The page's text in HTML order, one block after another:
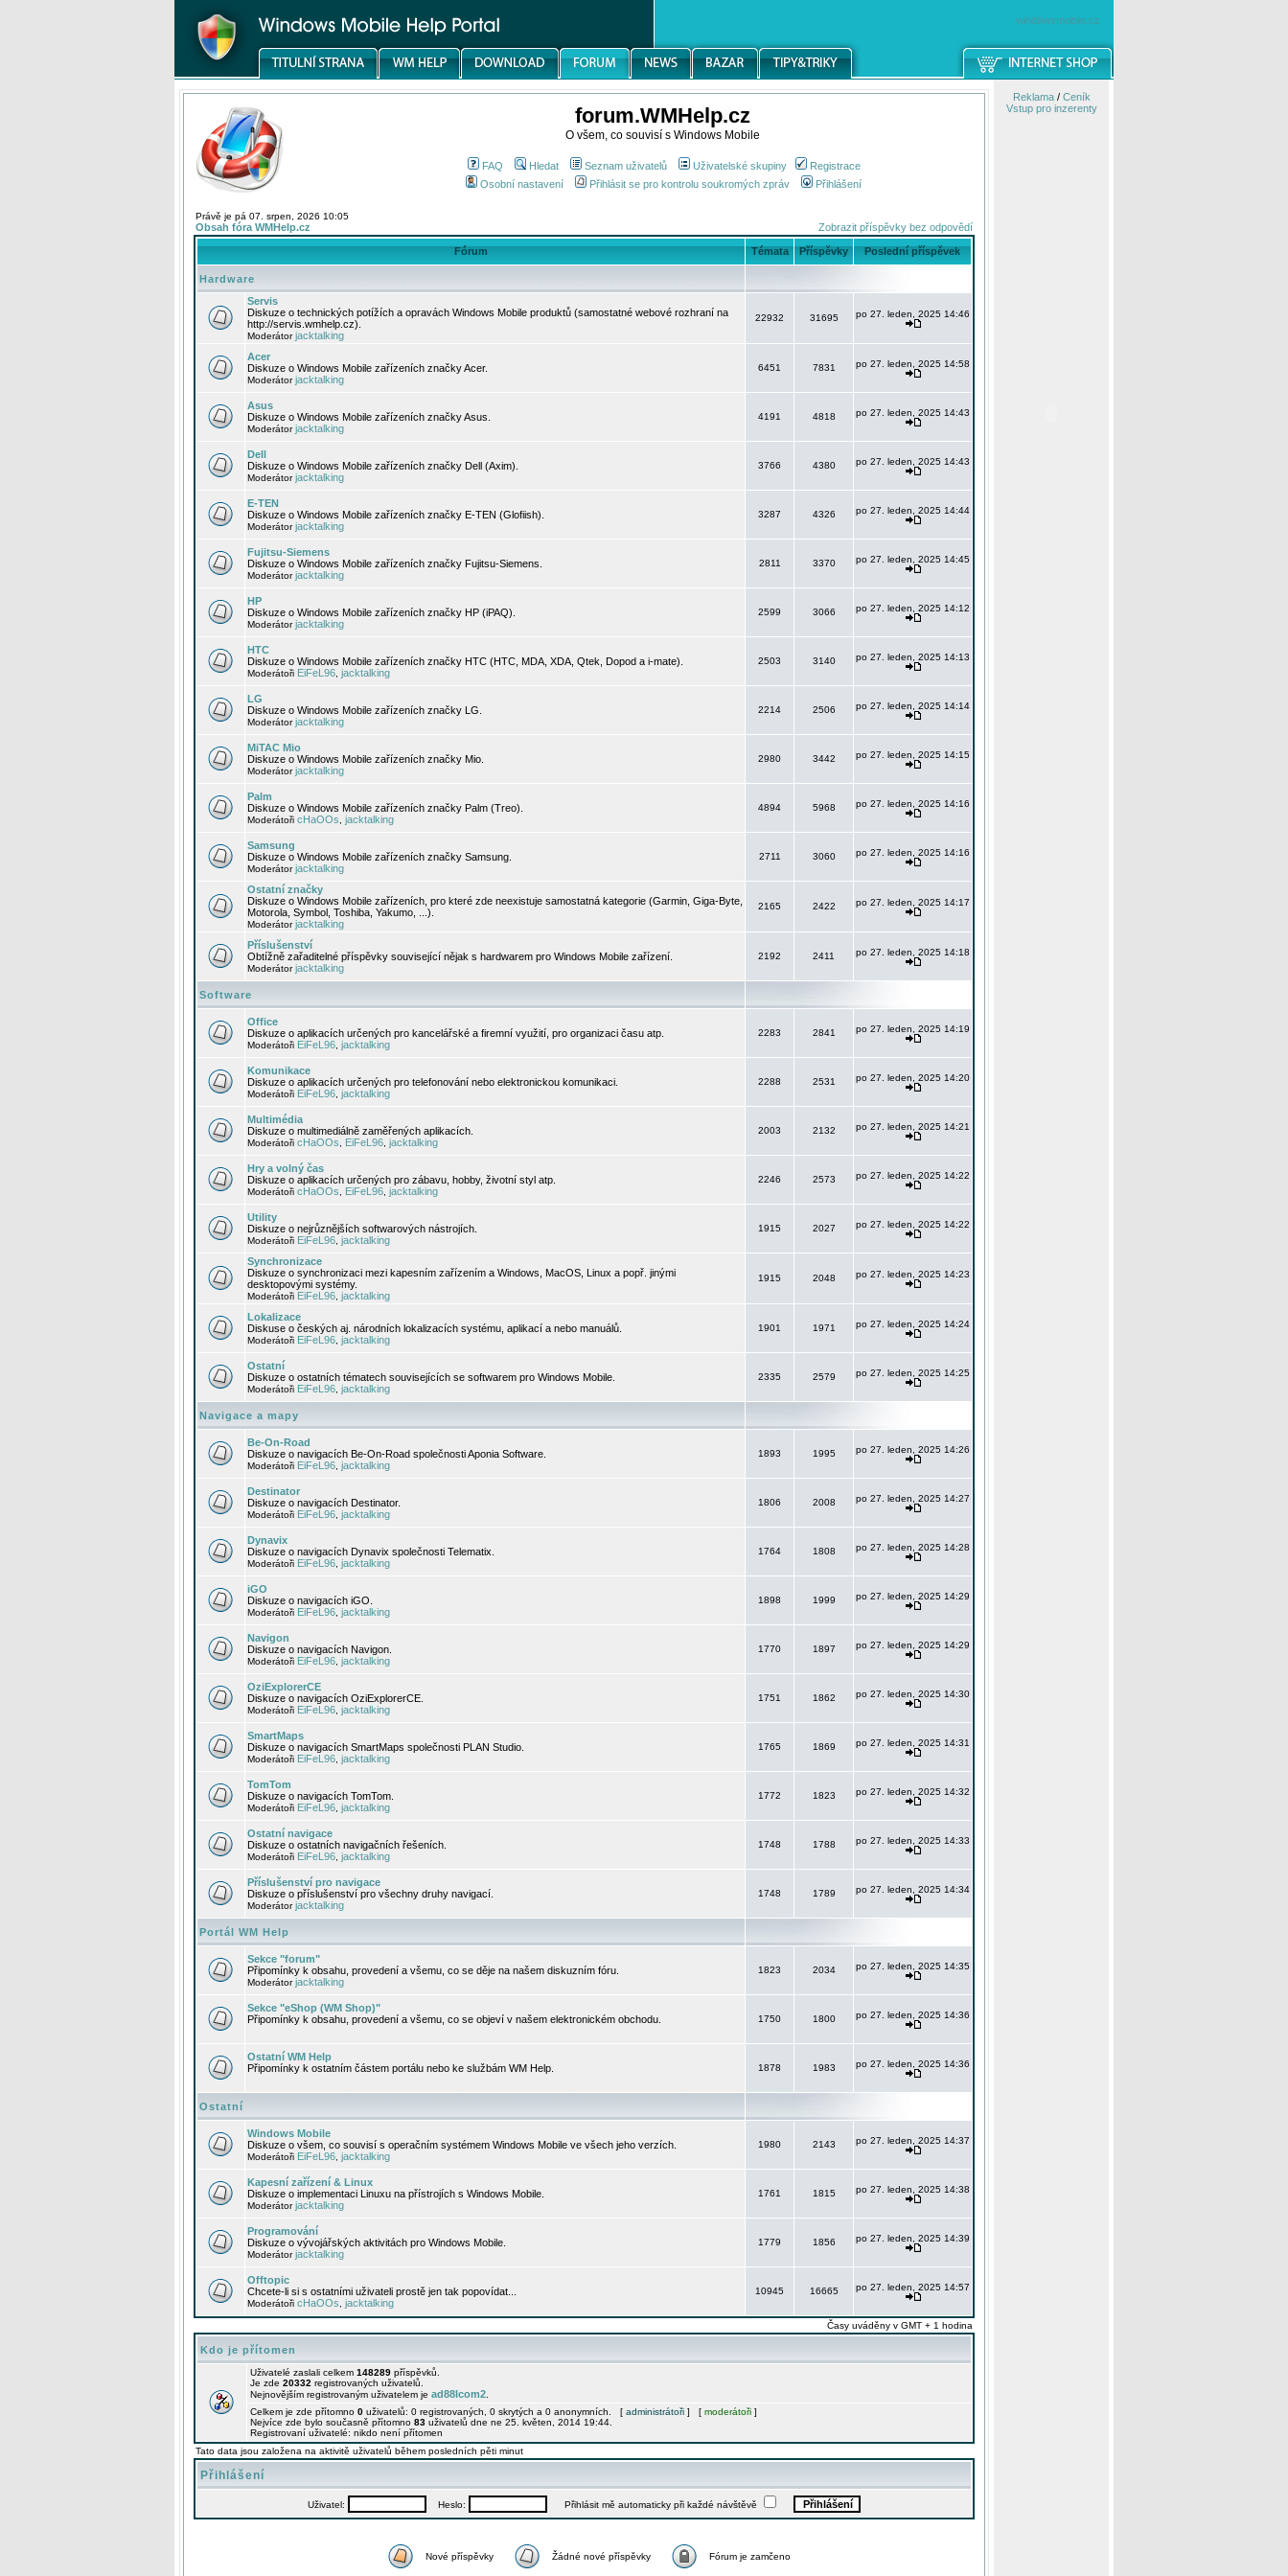
windowsmobile.cz
forum.WMHelp.cz
O všem, co souvisí s Windows Mobile
FAQ Hledat Seznam uživatelů Uživatelské skupiny
Registrace
Osobní nastavení
Přihlásit se pro kontrolu soukromých zpráv Přihlášení
Právě je pá 07. srpen, 2026 10:05
Obsah fóra WMHelp.cz Zobrazit příspěvky bez odpovědí
Fórum Témata Příspěvky Poslední příspěvek
Hardware
Servis
Diskuze o technických potížích a opravách Windows Mobile produktů (samostatné webové rozhraní na
http://servis.wmhelp.cz).
Moderátorjacktalking
22932 31695 po 27. leden, 2025 14:46
Acer
Diskuze o Windows Mobile zařízeních značky Acer.
Moderátorjacktalking
6451 7831 po 27. leden, 2025 14:58
Asus
Diskuze o Windows Mobile zařízeních značky Asus.
Moderátorjacktalking
4191 4818 po 27. leden, 2025 14:43
Dell
Diskuze o Windows Mobile zařízeních značky Dell (Axim).
Moderátorjacktalking
3766 4380 po 27. leden, 2025 14:43
E-TEN
Diskuze o Windows Mobile zařízeních značky E-TEN (Glofiish).
Moderátorjacktalking
3287 4326 po 27. leden, 2025 14:44
Fujitsu-Siemens
Diskuze o Windows Mobile zařízeních značky Fujitsu-Siemens.
Moderátorjacktalking
2811 3370 po 27. leden, 2025 14:45
HP
Diskuze o Windows Mobile zařízeních značky HP (iPAQ).
Moderátorjacktalking
2599 3066 po 27. leden, 2025 14:12
HTC
Diskuze o Windows Mobile zařízeních značky HTC (HTC, MDA, XDA, Qtek, Dopod a i-mate).
Moderátoři EiFeL96 jacktalking
2503 3140 po 27. leden, 2025 14:13
LG
Diskuze o Windows Mobile zařízeních značky LG.
Moderátorjacktalking
2214 2506 po 27. leden, 2025 14:14
MiTAC Mio
Diskuze o Windows Mobile zařízeních značky Mio.
Moderátorjacktalking
2980 3442 po 27. leden, 2025 14:15
Palm
Diskuze o Windows Mobile zařízeních značky Palm (Treo).
Moderátoři cHaOOs jacktalking
4894 5968 po 27. leden, 2025 14:16
Samsung
Diskuze o Windows Mobile zařízeních značky Samsung.
Moderátorjacktalking
2711 3060 po 27. leden, 2025 14:16
Ostatní značky
Diskuze o Windows Mobile zařízeních, pro které zde neexistuje samostatná kategorie (Garmin, Giga-Byte,
Motorola, Symbol, Toshiba, Yakumo, ...).
Moderátorjacktalking
2165 2422 po 27. leden, 2025 14:17
Příslušenství
Obtížně zařaditelné příspěvky související nějak s hardwarem pro Windows Mobile zařízení.
Moderátorjacktalking
2192 2411 po 27. leden, 2025 14:18
Software
Office
Diskuze o aplikacích určených pro kancelářské a firemní využití, pro organizaci času atp.
Moderátoři EiFeL96 jacktalking
2283 2841 po 27. leden, 2025 14:19
Komunikace
Diskuze o aplikacích určených pro telefonování nebo elektronickou komunikaci.
Moderátoři EiFeL96 jacktalking
2288 2531 po 27. leden, 2025 14:20
Multimédia
Diskuze o multimediálně zaměřených aplikacích.
Moderátoři cHaOOs EiFeL96 jacktalking
2003 2132 po 27. leden, 2025 14:21
Hry a volný čas
Diskuze o aplikacích určených pro zábavu, hobby, životní styl atp.
Moderátoři cHaOOs EiFeL96 jacktalking
2246 2573 po 27. leden, 2025 14:22
Utility
Diskuze o nejrůznějších softwarových nástrojích.
Moderátoři EiFeL96 jacktalking
1915 2027 po 27. leden, 2025 14:22
Synchronizace
Diskuze o synchronizaci mezi kapesním zařízením a Windows, MacOS, Linux a popř. jinými
desktopovými systémy.
Moderátoři EiFeL96 jacktalking
1915 2048 po 27. leden, 2025 14:23
Lokalizace
Diskuse o českých aj. národních lokalizacích systému, aplikací a nebo manuálů.
Moderátoři EiFeL96 jacktalking
1901 1971 po 27. leden, 2025 14:24
Ostatní
Diskuze o ostatních tématech souvisejících se softwarem pro Windows Mobile.
Moderátoři EiFeL96 jacktalking
2335 2579 po 27. leden, 2025 14:25
Navigace a mapy
Be-On-Road
Diskuze o navigacích Be-On-Road společnosti Aponia Software.
Moderátoři EiFeL96 jacktalking
1893 1995 po 27. leden, 2025 14:26
Destinator
Diskuze o navigacích Destinator.
Moderátoři EiFeL96 jacktalking
1806 2008 po 27. leden, 2025 14:27
Dynavix
Diskuze o navigacích Dynavix společnosti Telematix.
Moderátoři EiFeL96 jacktalking
1764 1808 po 27. leden, 2025 14:28
iGO
Diskuze o navigacích iGO.
Moderátoři EiFeL96 jacktalking
1898 1999 po 27. leden, 2025 14:29
Navigon
Diskuze o navigacích Navigon.
Moderátoři EiFeL96 jacktalking
1770 1897 po 27. leden, 2025 14:29
OziExplorerCE
Diskuze o navigacích OziExplorerCE.
Moderátoři EiFeL96 jacktalking
1751 1862 po 27. leden, 2025 14:30
SmartMaps
Diskuze o navigacích SmartMaps společnosti PLAN Studio.
Moderátoři EiFeL96 jacktalking
1765 1869 po 27. leden, 2025 14:31
TomTom
Diskuze o navigacích TomTom.
Moderátoři EiFeL96 jacktalking
1772 1823 po 27. leden, 2025 14:32
Ostatní navigace
Diskuze o ostatních navigačních řešeních.
Moderátoři EiFeL96 jacktalking
1748 1788 po 27. leden, 2025 14:33
Příslušenství pro navigace
Diskuze o příslušenství pro všechny druhy navigací.
Moderátorjacktalking
1748 1789 po 27. leden, 2025 14:34
Portál WM Help
Sekce "forum"
Připomínky k obsahu, provedení a všemu, co se děje na našem diskuzním fóru.
Moderátorjacktalking
1823 2034 po 27. leden, 2025 14:35
Sekce "eShop (WM Shop)"
Připomínky k obsahu, provedení a všemu, co se objeví v našem elektronickém obchodu.
1750 1800 po 27. leden, 2025 14:36
Ostatní WM Help
Připomínky k ostatním částem portálu nebo ke službám WM Help.
1878 1983 po 27. leden, 2025 14:36
Ostatní
Windows Mobile
Diskuze o všem, co souvisí s operačním systémem Windows Mobile ve všech jeho verzích.
Moderátoři EiFeL96 jacktalking
1980 2143 po 27. leden, 2025 14:37
Kapesní zařízení & Linux
Diskuze o implementaci Linuxu na přístrojích s Windows Mobile.
Moderátorjacktalking
1761 1815 po 27. leden, 2025 14:38
Programování
Diskuze o vývojářských aktivitách pro Windows Mobile.
Moderátorjacktalking
1779 1856 po 27. leden, 2025 14:39
Offtopic
Chcete-li si s ostatními uživateli prostě jen tak popovídat...
Moderátoři cHaOOs jacktalking
10945 16665 po 27. leden, 2025 14:57
Časy uváděny v GMT + 1 hodina
Kdo je přítomen
Uživatelé zaslali celkem 148289 příspěvků.
Je zde 20332 registrovaných uživatelů.
Nejnovějším registrovaným uživatelem je ad88lcom2
Celkem je zde přítomno 0 uživatelů: 0 registrovaných, 0 skrytých a 0 anonymních. [ administrátoři ] [ moderátoři ]
Nejvíce zde bylo současně přítomno 83 uživatelů dne ne 25. květen, 2014 19:44.
Registrovaní uživatelé: nikdo není přítomen
Tato data jsou založena na aktivitě uživatelů během posledních pěti minut
Přihlášení
Uživatel: Heslo: Přihlásit mě automaticky při každé návštěvě
Nové příspěvky Žádné nové příspěvky Fórum je zamčeno
Reklama/ Ceník
Vstup pro inzerenty